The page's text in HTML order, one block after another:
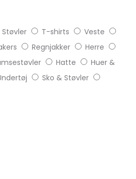
Støvler T-shirts
Veste
Regnjakker
Herre
Hatte
Huer &
Sko & Støvler